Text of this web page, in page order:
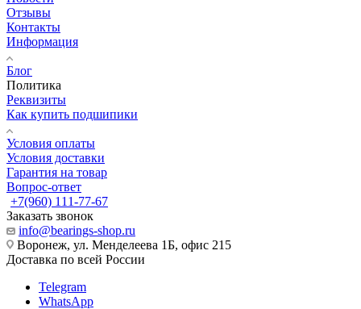
Отзывы
Контакты
Информация
Блог
Политика
Реквизиты
Как купить подшипики
Условия оплаты
Условия доставки
Гарантия на товар
Вопрос-ответ
+7(960) 111-77-67
Заказать звонок
info@bearings-shop.ru
Воронеж, ул. Менделеева 1Б, офис 215
Доставка по всей России
Telegram
WhatsApp